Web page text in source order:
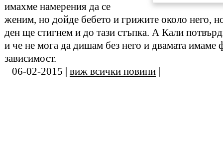
имахме намерения да се
женим, но дойде бебето и грижите около него,
ден ще стигнем и до тази стъпка. А Кали
и че не мога да дишам без него и двамата имаме
зависимост.
06-02-2015 | виж всички новини |